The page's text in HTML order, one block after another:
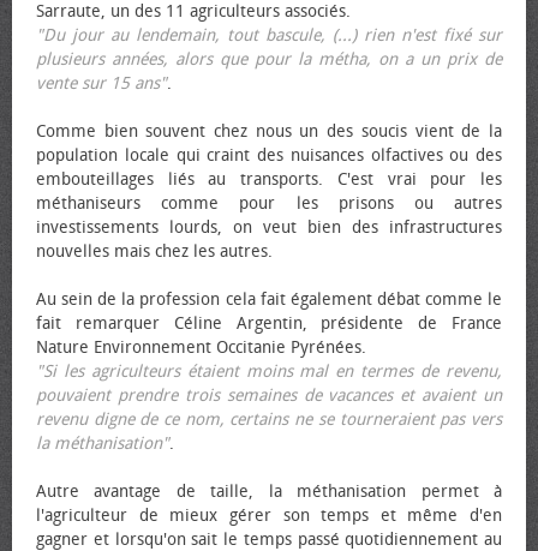
Sarraute, un des 11 agriculteurs associés.
"Du jour au lendemain, tout bascule, (...) rien n'est fixé sur
plusieurs années, alors que pour la métha, on a un prix de
vente sur 15 ans".
Comme bien souvent chez nous un des soucis vient de la
population locale qui craint des nuisances olfactives ou des
embouteillages liés au transports. C'est vrai pour les
méthaniseurs comme pour les prisons ou autres
investissements lourds, on veut bien des infrastructures
nouvelles mais chez les autres.
Au sein de la profession cela fait également débat comme le
fait remarquer Céline Argentin, présidente de France
Nature Environnement Occitanie Pyrénées.
"Si les agriculteurs étaient moins mal en termes de revenu,
pouvaient prendre trois semaines de vacances et avaient un
revenu digne de ce nom, certains ne se tourneraient pas vers
la méthanisation".
Autre avantage de taille, la méthanisation permet à
l'agriculteur de mieux gérer son temps et même d'en
gagner et lorsqu'on sait le temps passé quotidiennement au